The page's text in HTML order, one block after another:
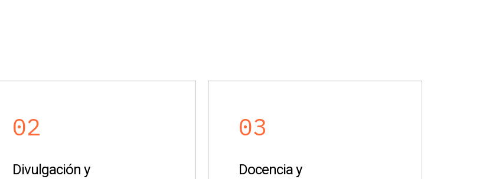
02
Divulgación y
03
Docencia y